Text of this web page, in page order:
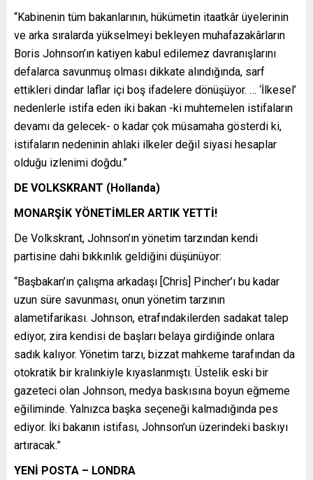
“Kabinenin tüm bakanlarının, hükümetin itaatkâr üyelerinin
ve arka sıralarda yükselmeyi bekleyen muhafazakârların
Boris Johnson’ın katiyen kabul edilemez davranışlarını
defalarca savunmuş olması dikkate alındığında, sarf
ettikleri dindar laflar içi boş ifadelere dönüşüyor. … ‘İlkesel’
nedenlerle istifa eden iki bakan -ki muhtemelen istifaların
devamı da gelecek- o kadar çok müsamaha gösterdi ki,
istifaların nedeninin ahlaki ilkeler değil siyasi hesaplar
olduğu izlenimi doğdu.”
DE VOLKSKRANT (Hollanda)
MONARŞİK YÖNETİMLER ARTIK YETTİ!
De Volkskrant, Johnson’ın yönetim tarzından kendi
partisine dahi bıkkınlık geldiğini düşünüyor:
“Başbakan’ın çalışma arkadaşı [Chris] Pincher’ı bu kadar
uzun süre savunması, onun yönetim tarzının
alametifarikası. Johnson, etrafındakilerden sadakat talep
ediyor, zira kendisi de başları belaya girdiğinde onlara
sadık kalıyor. Yönetim tarzı, bizzat mahkeme tarafından da
otokratik bir kralınkiyle kıyaslanmıştı. Üstelik eski bir
gazeteci olan Johnson, medya baskısına boyun eğmeme
eğiliminde. Yalnızca başka seçeneği kalmadığında pes
ediyor. İki bakanın istifası, Johnson’un üzerindeki baskıyı
artıracak.”
YENİ POSTA – LONDRA